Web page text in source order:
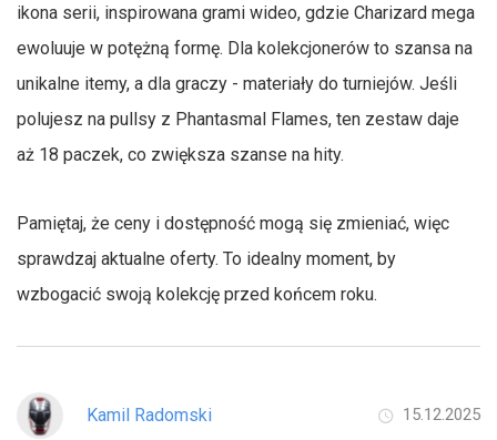
ikona serii, inspirowana grami wideo, gdzie Charizard mega
ewoluuje w potężną formę. Dla kolekcjonerów to szansa na
unikalne itemy, a dla graczy - materiały do turniejów. Jeśli
polujesz na pullsy z Phantasmal Flames, ten zestaw daje
aż 18 paczek, co zwiększa szanse na hity.
Pamiętaj, że ceny i dostępność mogą się zmieniać, więc
sprawdzaj aktualne oferty. To idealny moment, by
wzbogacić swoją kolekcję przed końcem roku.
Kamil Radomski 15.12.2025